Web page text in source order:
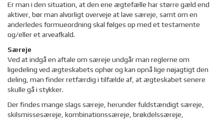
Er man i den situation, at den ene ægtefælle har større gæld end
aktiver, bør man alvorligt overveje at lave særeje, samt om en
anderledes formueordning skal følges op med et testamente
og/eller et arveafkald.
Særeje
Ved at indgå en aftale om særeje undgår man reglerne om
ligedeling ved ægteskabets ophør og kan opnå lige nøjagtigt den
deling, man finder retfærdig i tilfælde af, at ægteskabet senere
skulle gå i stykker.
Der findes mange slags særeje, herunder fuldstændigt særeje,
skilsmissesæreje, kombinationssæreje, brøkdelssæreje,